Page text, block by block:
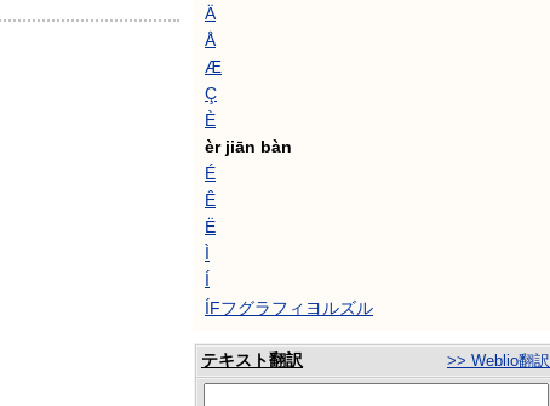
Ä
Å
Æ
Ç
È
èr jiān bàn
É
Ê
Ë
Ì
Í
ÍFフグラフィヨルズル
テキスト翻訳 >> Weblio翻訳